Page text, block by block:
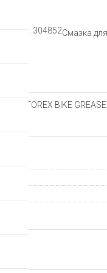
304852Смазка
MOTOREX BIKE